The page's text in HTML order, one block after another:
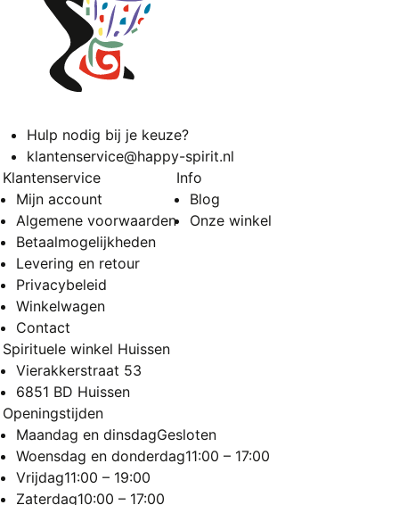
Hulp nodig bij je keuze?
klantenservice@happy-spirit.nl
Klantenservice
Mijn account
Algemene voorwaarden
Betaalmogelijkheden
Levering en retour
Privacybeleid
Winkelwagen
Contact
Info
Blog
Onze winkel
Spirituele winkel Huissen
Vierakkerstraat 53
6851 BD Huissen
Openingstijden
Maandag en dinsdagGesloten
Woensdag en donderdag11:00 – 17:00
Vrijdag11:00 – 19:00
Zaterdag10:00 – 17:00